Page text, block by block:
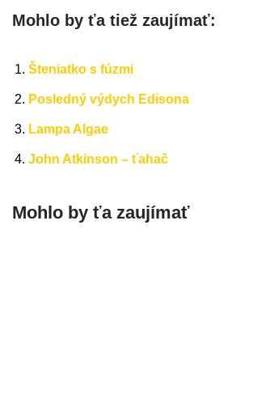
Mohlo by ťa tiež zaujímať:
Šteniatko s fúzmi
Posledný výdych Edisona
Lampa Algae
John Atkinson – ťahač
Mohlo by ťa zaujímať